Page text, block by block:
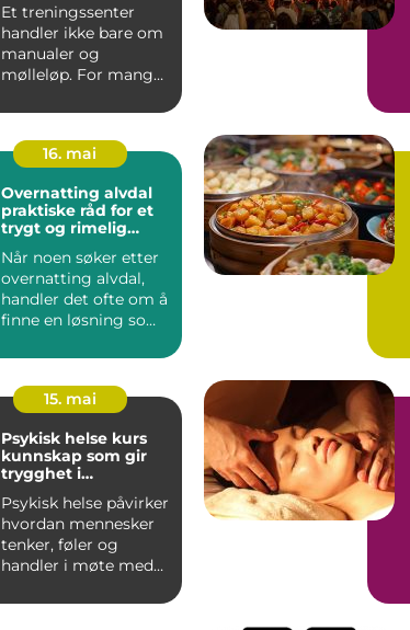
Et treningssenter
handler ikke bare om
manualer og
mølleløp. For mange i
fast ho...
16. mai
Overnatting alvdal
praktiske råd for et
trygt og rimelig
Når noen søker etter
overnatting alvdal,
handler det ofte om å
finne en løsning som
15. mai
Psykisk helse kurs
kunnskap som gir
trygghet i
Psykisk helse påvirker
hvordan mennesker
tenker, føler og
handler i møte med
un...